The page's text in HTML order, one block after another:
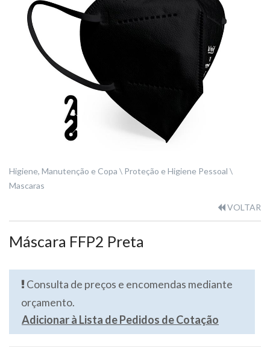
Higiene, Manutenção e Copa
Proteção e Higiene Pessoal
Mascaras
VOLTAR
Máscara FFP2 Preta
Consulta de preços e encomendas mediante
orçamento.
Adicionar à Lista de Pedidos de Cotação